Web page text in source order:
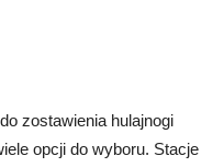
zostawienia hulajnogi
opcji do wyboru. Stacje